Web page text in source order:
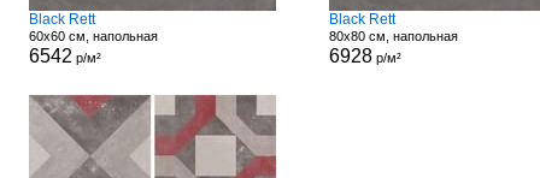
Black Rett
60x60 см, напольная
6542 р/м²
Black Rett
80x80 см, напольная
6928р/м²